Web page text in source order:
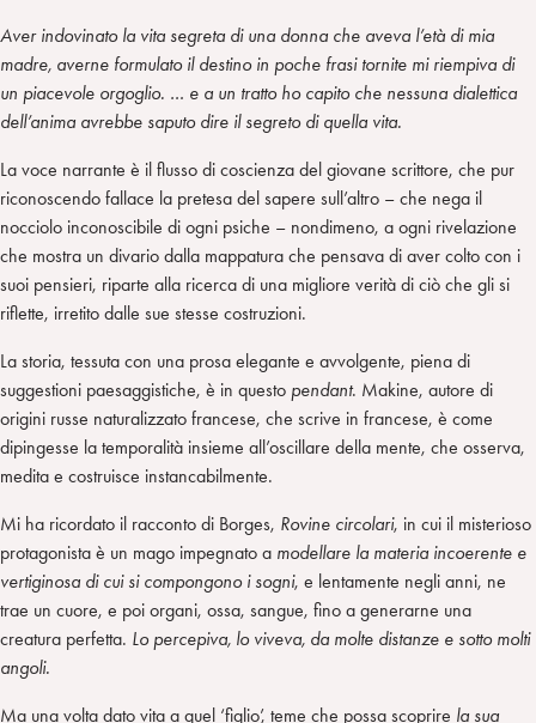
Aver indovinato la vita segreta di una donna che aveva l’età di mia
madre, averne formulato il destino in poche frasi tornite mi riempiva di
un piacevole orgoglio. … e a un tratto ho capito che nessuna dialettica
dell’anima avrebbe saputo dire il segreto di quella vita.
La voce narrante è il flusso di coscienza del giovane scrittore, che pur
riconoscendo fallace la pretesa del sapere sull’altro – che nega il
nocciolo inconoscibile di ogni psiche – nondimeno, a ogni rivelazione
che mostra un divario dalla mappatura che pensava di aver colto con i
suoi pensieri, riparte alla ricerca di una migliore verità di ciò che gli si
riflette, irretito dalle sue stesse costruzioni.
La storia, tessuta con una prosa elegante e avvolgente, piena di
suggestioni paesaggistiche, è in questo pendant. Makine, autore di
origini russe naturalizzato francese, che scrive in francese, è come
dipingesse la temporalità insieme all’oscillare della mente, che osserva,
medita e costruisce instancabilmente.
Mi ha ricordato il racconto di Borges, Rovine circolari, in cui il misterioso
protagonista è un mago impegnato a modellare la materia incoerente e
vertiginosa di cui si compongono i sogni, e lentamente negli anni, ne
trae un cuore, e poi organi, ossa, sangue, fino a generarne una
creatura perfetta. Lo percepiva, lo viveva, da molte distanze e sotto molti
angoli.
Ma una volta dato vita a quel ‘figlio’, teme che possa scoprire la sua